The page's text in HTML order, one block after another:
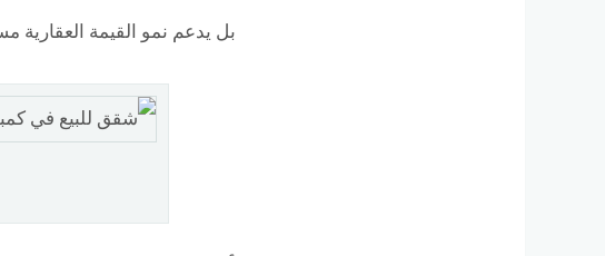
بل يدعم نمو القيمة العقارية